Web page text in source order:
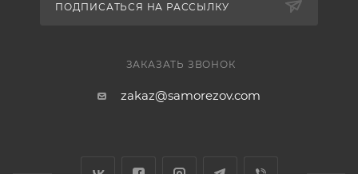
ПОДПИСАТЬСЯ НА РАССЫЛКУ
ЗАКАЗАТЬ ЗВОНОК
zakaz@samorezov.com